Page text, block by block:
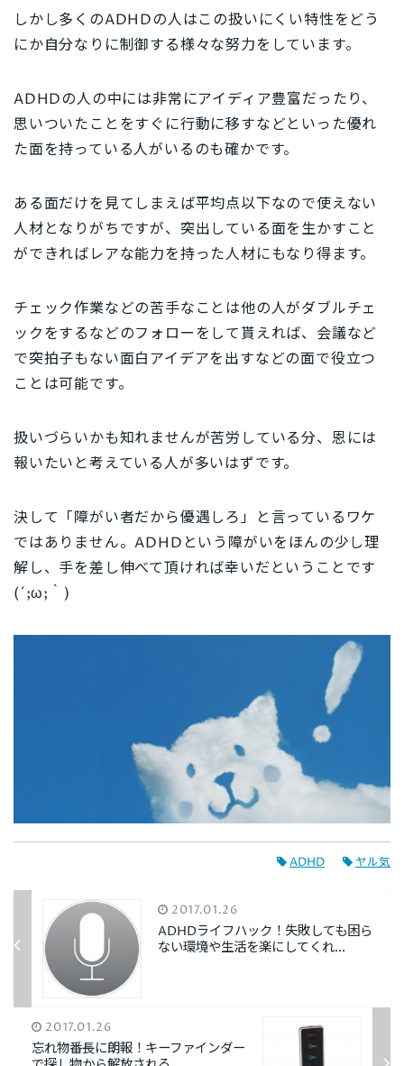
しかし多くのADHDの人はこの扱いにくい特性をどう
にか自分なりに制御する様々な努力をしています。
ADHDの人の中には非常にアイディア豊富だったり、
思いついたことをすぐに行動に移すなどといった優れ
た面を持っている人がいるのも確かです。
ある面だけを見てしまえば平均点以下なので使えない
人材となりがちですが、突出している面を生かすこと
ができればレアな能力を持った人材にもなり得ます。
チェック作業などの苦手なことは他の人がダブルチェ
ックをするなどのフォローをして貰えれば、会議など
で突拍子もない面白アイデアを出すなどの面で役立つ
ことは可能です。
扱いづらいかも知れませんが苦労している分、恩には
報いたいと考えている人が多いはずです。
決して「障がい者だから優遇しろ」と言っているワケ
ではありません。ADHDという障がいをほんの少し理
解し、手を差し伸べて頂ければ幸いだということです
(´;ω;｀)
ADHD ヤル気
2017.01.26
ADHDライフハック！失敗しても困ら
ない環境や生活を楽にしてくれ...
2017.01.26
忘れ物番長に朗報！キーファインダー